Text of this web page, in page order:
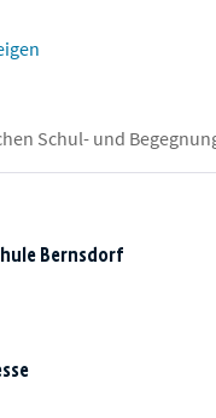
Schul- und
Bernsdorf